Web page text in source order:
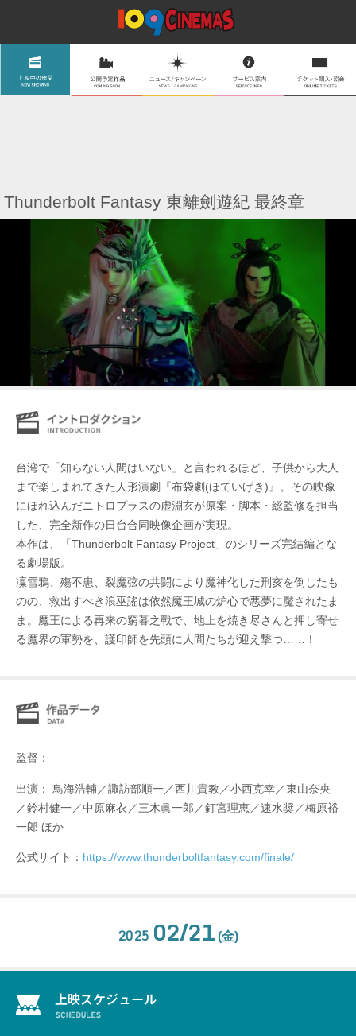
Thunderbolt Fantasy 東離劍遊紀 最終章
台湾で「知らない人間はいない」と言われるほど、子供から大人
まで楽しまれてきた人形演劇『布袋劇(ほていげき)』。その映像
にほれ込んだニトロプラスの虚淵玄が原案・脚本・総監修を担当
した、完全新作の日台合同映像企画が実現。
本作は、「Thunderbolt Fantasy Project」のシリーズ完結編とな
る劇場版。
凜雪鴉、殤不患、裂魔弦の共闘により魔神化した刑亥を倒したも
のの、救出すべき浪巫謠は依然魔王城の炉心で悪夢に魘されたま
ま。魔王による再来の窮暮之戰で、地上を焼き尽さんと押し寄せ
る魔界の軍勢を、護印師を先頭に人間たちが迎え撃つ……！
監督：
出演： 鳥海浩輔／諏訪部順一／西川貴教／小西克幸／東山奈央
／鈴村健一／中原麻衣／三木眞一郎／釘宮理恵／速水奨／梅原裕
一郎 ほか
公式サイト： https://www.thunderboltfantasy.com/finale/
2025 02/21(金)